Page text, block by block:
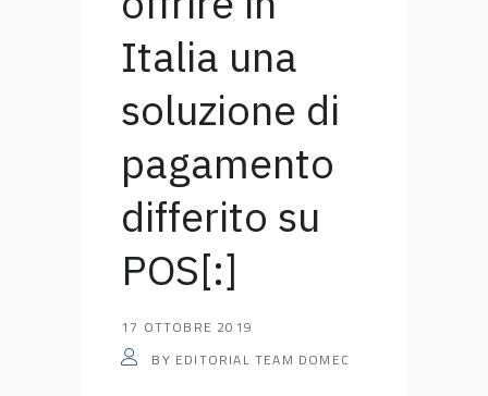
Italia una
soluzione di
pagamento
differito su
POS[:]
17 OTTOBRE 2019
BY EDITORIAL TEAM DOMEC